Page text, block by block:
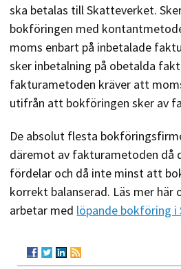
ska betalas till Skatteverket.
bokföringen med
moms enbart på inbetalade
sker inbetalning på obetalda
fakturametoden kräver att
utifrån att bokföringen sker av
De absolut flesta
däremot av fakturametoden då
fördelar och då inte minst att
korrekt balanserad. Läs mer
arbetar med löpande bokföring i